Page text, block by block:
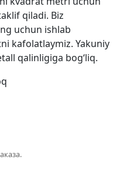
qiladi. Biz
uchun ishlab
kafolatlaymiz. Yakuniy
qalinligiga bog‘liq.